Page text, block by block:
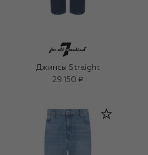
Джинсы Straight
29 150 ₽